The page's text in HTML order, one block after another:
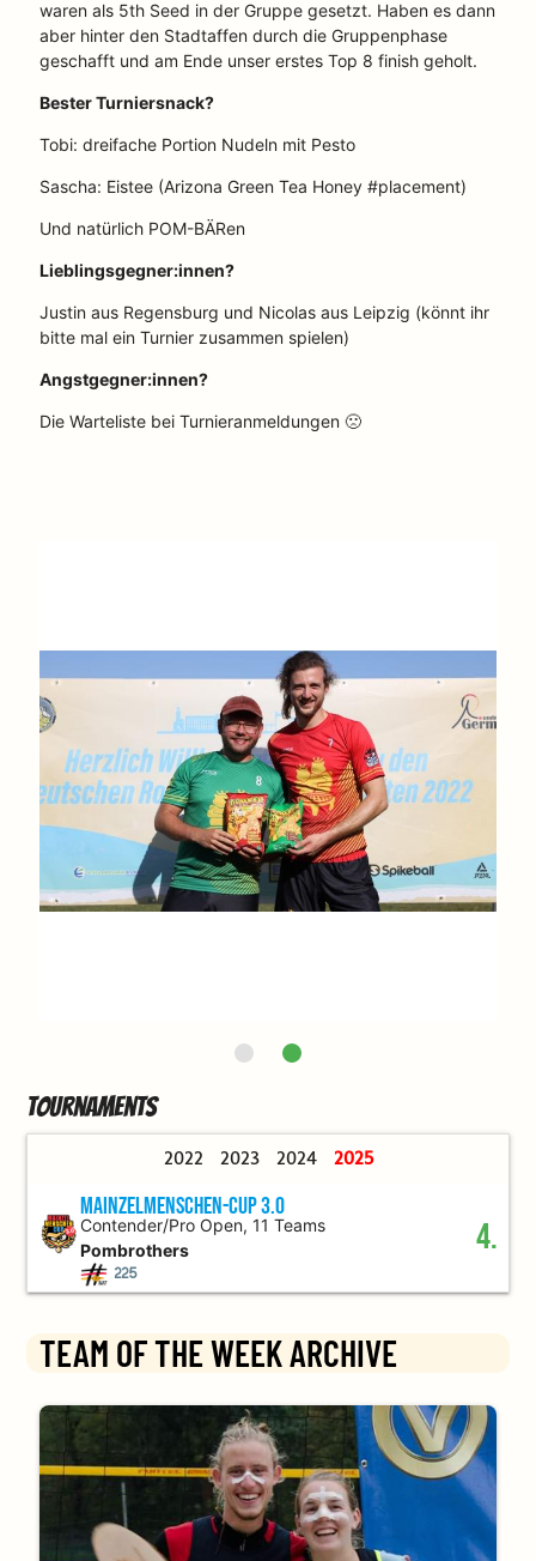
waren als 5th Seed in der Gruppe gesetzt. Haben es dann
aber hinter den Stadtaffen durch die Gruppenphase
geschafft und am Ende unser erstes Top 8 finish geholt.
Bester Turniersnack?
Tobi: dreifache Portion Nudeln mit Pesto
Sascha: Eistee (Arizona Green Tea Honey #placement)
Und natürlich POM-BÄRen
Lieblingsgegner:innen?
Justin aus Regensburg und Nicolas aus Leipzig (könnt ihr
bitte mal ein Turnier zusammen spielen)
Angstgegner:innen?
Die Warteliste bei Turnieranmeldungen 🙁
Tournaments
2022 2023 2024 2025
Mainzelmenschen-Cup 3.0
Contender/Pro Open, 11 Teams
Pombrothers
225
4.
TEAM OF THE WEEK ARCHIVE